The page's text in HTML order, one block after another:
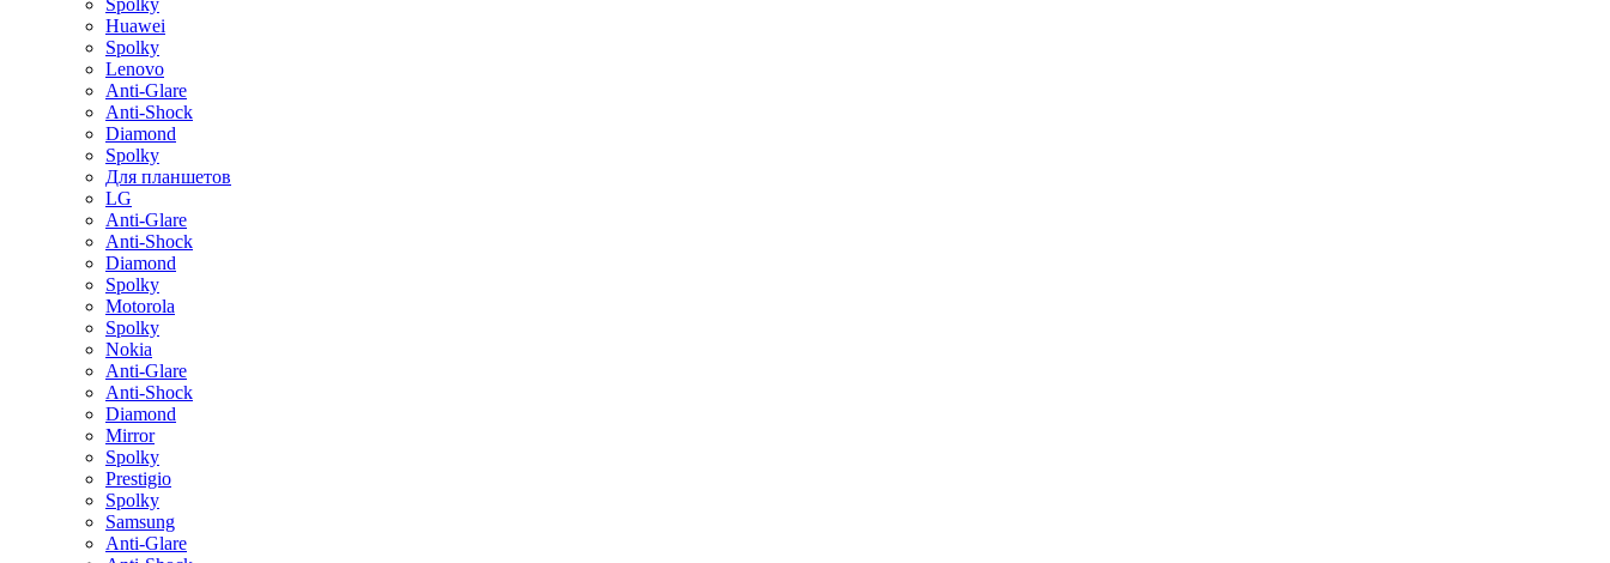
Spolky
Huawei
Spolky
Lenovo
Anti-Glare
Anti-Shock
Diamond
Spolky
Для планшетов
LG
Anti-Glare
Anti-Shock
Diamond
Spolky
Motorola
Spolky
Nokia
Anti-Glare
Anti-Shock
Diamond
Mirror
Spolky
Prestigio
Spolky
Samsung
Anti-Glare